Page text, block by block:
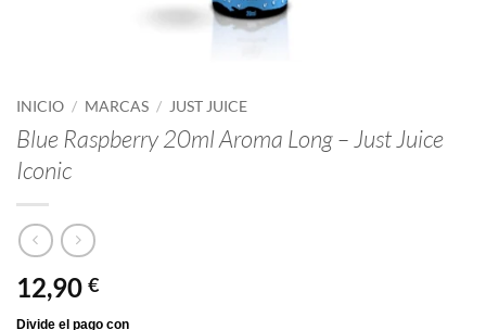
INICIO / MARCAS / JUST JUICE
Blue Raspberry 20ml Aroma Long – Just Juice
Iconic
12,90 €